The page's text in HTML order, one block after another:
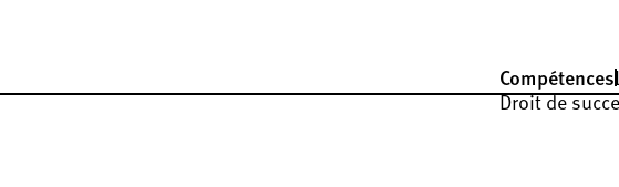
Compétences
Droit de